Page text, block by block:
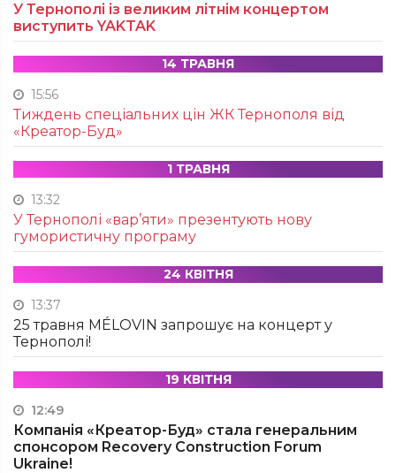
У Тернополі із великим літнім концертом
виступить YAKTAK
14 ТРАВНЯ
15:56
Тиждень спеціальних цін ЖК Тернополя від
«Креатор-Буд»
1 ТРАВНЯ
13:32
У Тернополі «вар’яти» презентують нову
гумористичну програму
24 КВІТНЯ
13:37
25 травня MÉLOVIN запрошує на концерт у
Тернополі!
19 КВІТНЯ
12:49
Компанія «Креатор-Буд» стала генеральним
спонсором Recovery Construction Forum
Ukraine!